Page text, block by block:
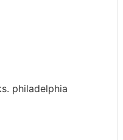
philadelphia